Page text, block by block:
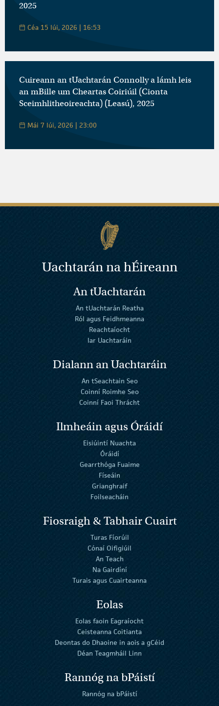
2025
Céa 15 Iúi, 2026 | 16:53
Cuireann an tUachtarán Connolly a lámh leis
an mBille um Cheartas Coiriúil (Cionta
Sceimhlitheoireachta) (Leasú), 2025
Mái 7 Iúi, 2026 | 23:00
Uachtarán nahÉireann
An tUachtarán
An tUachtarán Reatha
Ról agus Feidhmeanna
Reachtaíocht
Iar Uachtaráin
Dialann an Uachtaráin
An tSeachtain Seo
Coinní Roimhe Seo
Coinní Faoi Thrácht
Ilmheáin agus Óráidí
Eisiúintí Nuachta
Óráidí
Gearrthóga Fuaime
Físeáin
Grianghraif
Foilseacháin
Fiosraigh & Tabhair Cuairt
Turas Fíorúil
Cónaí Oifigiúil
An Teach
Na Gairdíní
Turais agus Cuairteanna
Eolas
Eolas faoin Eagraíocht
Ceisteanna Coitianta
Deontas do Dhaoine in aois a gCéid
Déan Teagmháil Linn
Rannóg na bPáistí
Rannóg na bPáistí